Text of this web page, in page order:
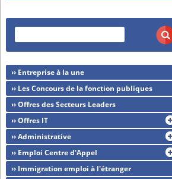
›› Entreprise à la une
›› Les Concours de la fonction publiques
›› Offres des Secteurs Leaders
›› Offres IT
›› Administrative
›› Emploi Centre d'Appel
›› Immigration emploi à l'étranger